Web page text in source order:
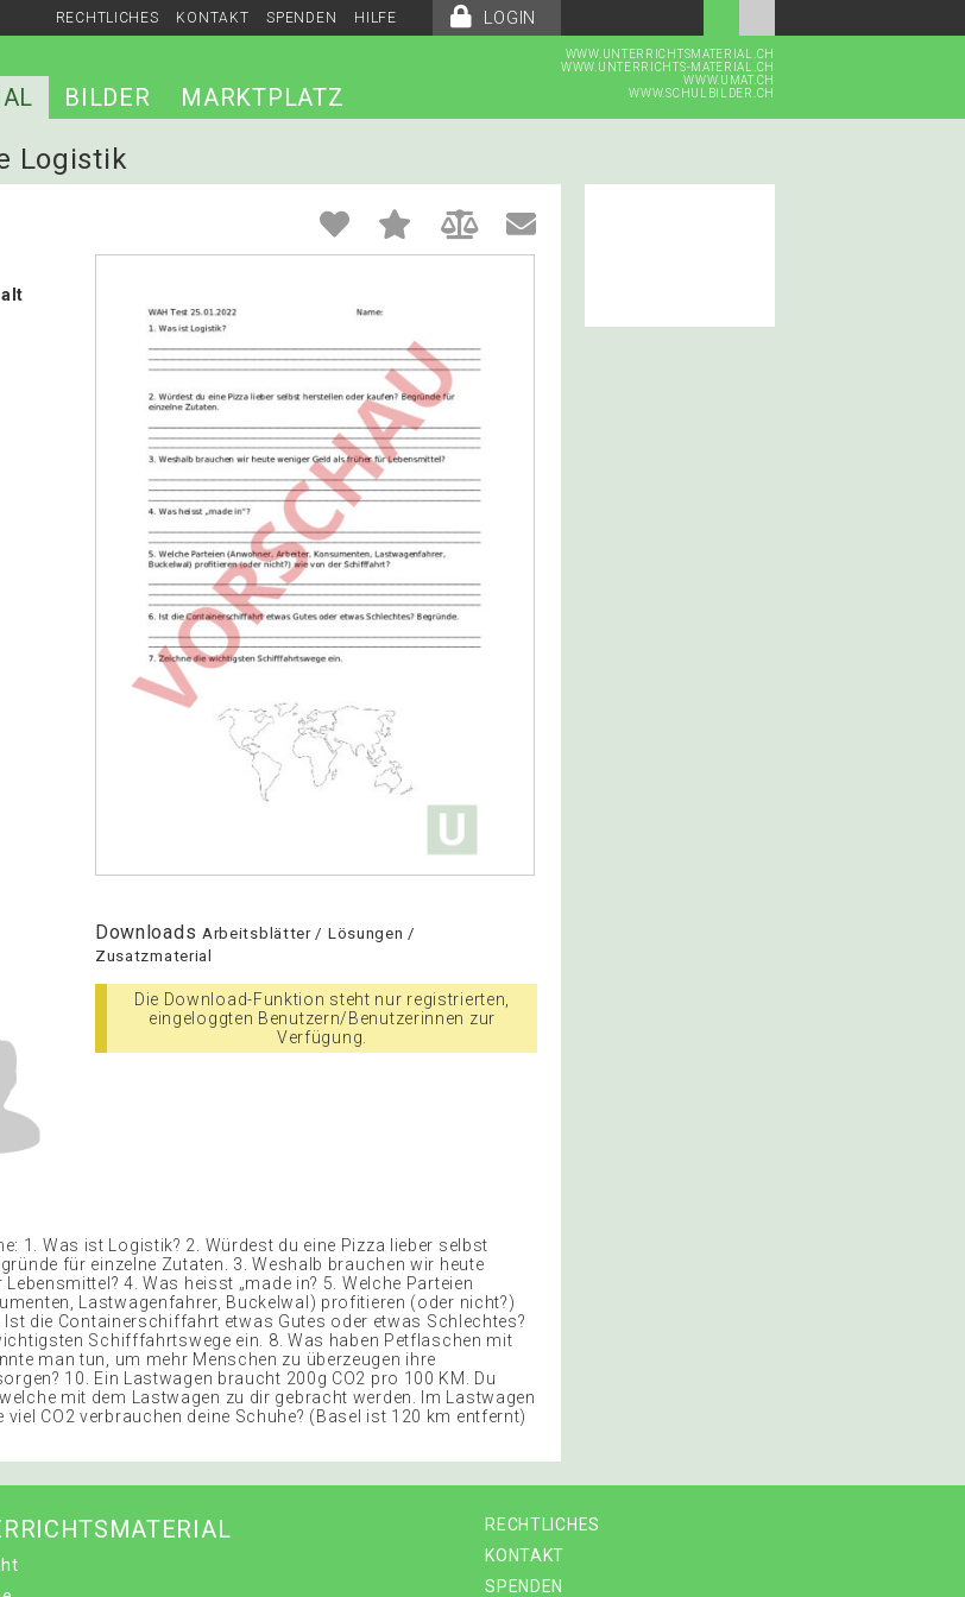
LOGIN
RECHTLICHES KONTAKT SPENDEN HILFE
WWW.UNTERRICHTSMATERIAL.CH
WWW.UNTERRICHTS-MATERIAL.CH
WWW.UMAT.CH
WWW.SCHULBILDER.CH
BILDER MARKTPLATZ
Logistik
Downloads Arbeitsblätter / Lösungen /
Zusatzmaterial
Die Download-Funktion steht nur registrierten,
eingeloggten Benutzern/Benutzerinnen zur
Verfügung.
1. Was ist Logistik? 2. Würdest du eine Pizza lieber selbst
für einzelne Zutaten. 3. Weshalb brauchen wir heute
4. Was heisst „made in? 5. Welche Parteien
Lastwagenfahrer, Buckelwal) profitieren (oder nicht?)
die Containerschiffahrt etwas Gutes oder etwas Schlechtes?
Schifffahrtswege ein. 8. Was haben Petflaschen mit
man tun, um mehr Menschen zu überzeugen ihre
10. Ein Lastwagen braucht 200g CO2 pro 100 KM. Du
mit dem Lastwagen zu dir gebracht werden. Im Lastwagen
viel CO2 verbrauchen deine Schuhe? (Basel ist 120 km entfernt)
RECHTLICHES
KONTAKT
SPENDEN